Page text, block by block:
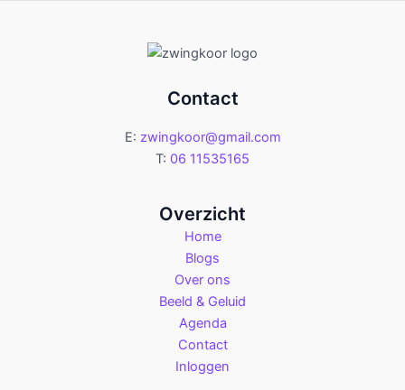
Contact
E: zwingkoor@gmail.com
T: 06 11535165
Overzicht
Home
Blogs
Over ons
Beeld & Geluid
Agenda
Contact
Inloggen